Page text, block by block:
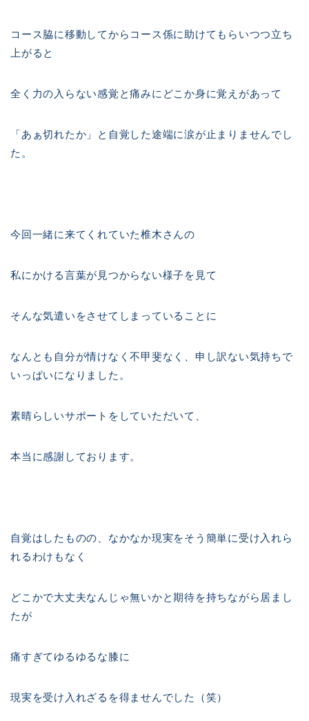
コース脇に移動してからコース係に助けてもらいつつ立ち
上がると
全く力の入らない感覚と痛みにどこか身に覚えがあって
「あぁ切れたか」と自覚した途端に涙が止まりませんでし
た。
今回一緒に来てくれていた椎木さんの
私にかける言葉が見つからない様子を見て
そんな気遣いをさせてしまっていることに
なんとも自分が情けなく不甲斐なく、申し訳ない気持ちで
いっぱいになりました。
素晴らしいサポートをしていただいて、
本当に感謝しております。
自覚はしたものの、なかなか現実をそう簡単に受け入れら
れるわけもなく
どこかで大丈夫なんじゃ無いかと期待を持ちながら居まし
たが
痛すぎてゆるゆるな膝に
現実を受け入れざるを得ませんでした（笑）